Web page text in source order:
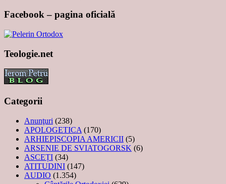
Facebook – pagina oficială
Teologie.net
Categorii
Anunţuri (238)
APOLOGETICA (170)
ARHIEPISCOPIA AMERICII (5)
ARSENIE DE SVIATOGORSK (6)
ASCEȚI (34)
ATITUDINI (147)
AUDIO (1.354)